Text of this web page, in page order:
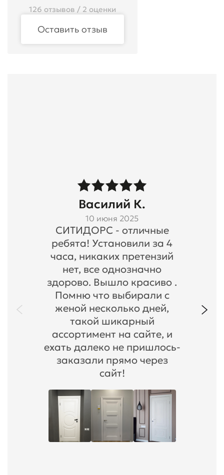
126 отзывов / 2 оценки
Оставить отзыв
Василий К.
10 июня 2025
СИТИДОРС - отличные
ребята! Установили за 4
часа, никаких претензий
нет, все однозначно
здорово. Вышло красиво .
Помню что выбирали с
женой несколько дней,
такой шикарный
ассортимент на сайте, и
ехать далеко не пришлось-
заказали прямо через
сайт!